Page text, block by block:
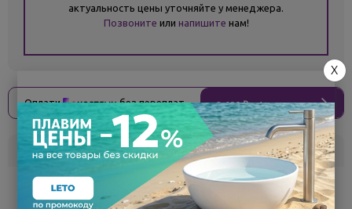
актуальность цены уточняйте у менеджера.
Позвоните или напишите нам!
Оплати без переплат 2 690 ₽x 4 платежа
Склад Кол-во Срок поставки
Белгород под заказ 7 - 14 дней
X